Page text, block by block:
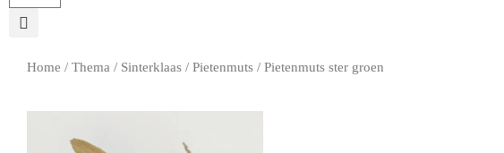
Home / Thema / Sinterklaas / Pietenmuts / Pietenmuts ster groen